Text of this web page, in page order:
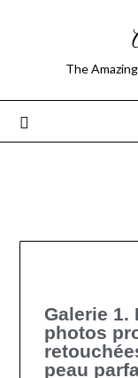
The
Galerie 1.
photos
peau